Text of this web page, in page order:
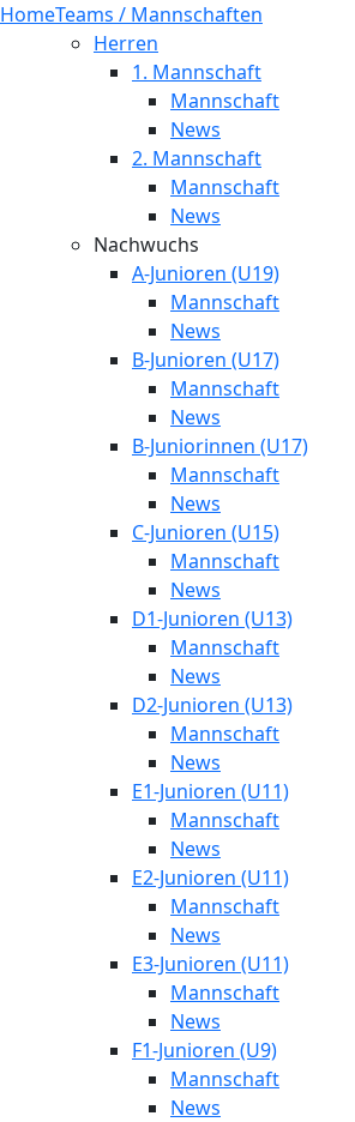
HomeTeams / Mannschaften
Herren
1. Mannschaft
Mannschaft
News
2. Mannschaft
Mannschaft
News
Nachwuchs
A-Junioren (U19)
Mannschaft
News
B-Junioren (U17)
Mannschaft
News
B-Juniorinnen (U17)
Mannschaft
News
C-Junioren (U15)
Mannschaft
News
D1-Junioren (U13)
Mannschaft
News
D2-Junioren (U13)
Mannschaft
News
E1-Junioren (U11)
Mannschaft
News
E2-Junioren (U11)
Mannschaft
News
E3-Junioren (U11)
Mannschaft
News
F1-Junioren (U9)
Mannschaft
News